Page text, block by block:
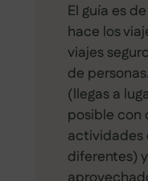
El guía es
hace los
viajes
de
(llegas a
posible con
actividades
diferentes)